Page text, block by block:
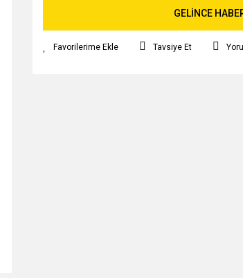
GELİNCE
Tavsiye Et